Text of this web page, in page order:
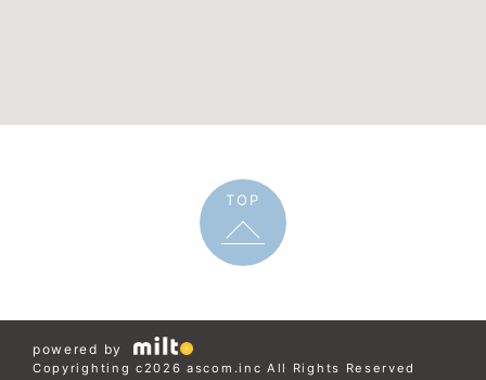
TOP
powered by
Copyrighting c2026 ascom.inc All Rights Reserved